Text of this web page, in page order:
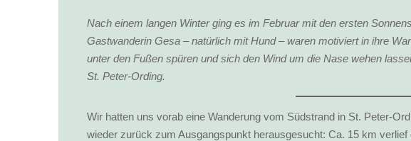
Nach einem langen Winter ging es im Februar mit den ersten
Gastwanderin Gesa – natürlich mit Hund – waren motiviert in ihre
unter den Fußen spüren und sich den Wind um die Nase wehen
St. Peter-Ording.
Wir hatten uns vorab eine Wanderung vom Südstrand in St. Peter-
wieder zurück zum Ausgangspunkt herausgesucht: Ca. 15 km